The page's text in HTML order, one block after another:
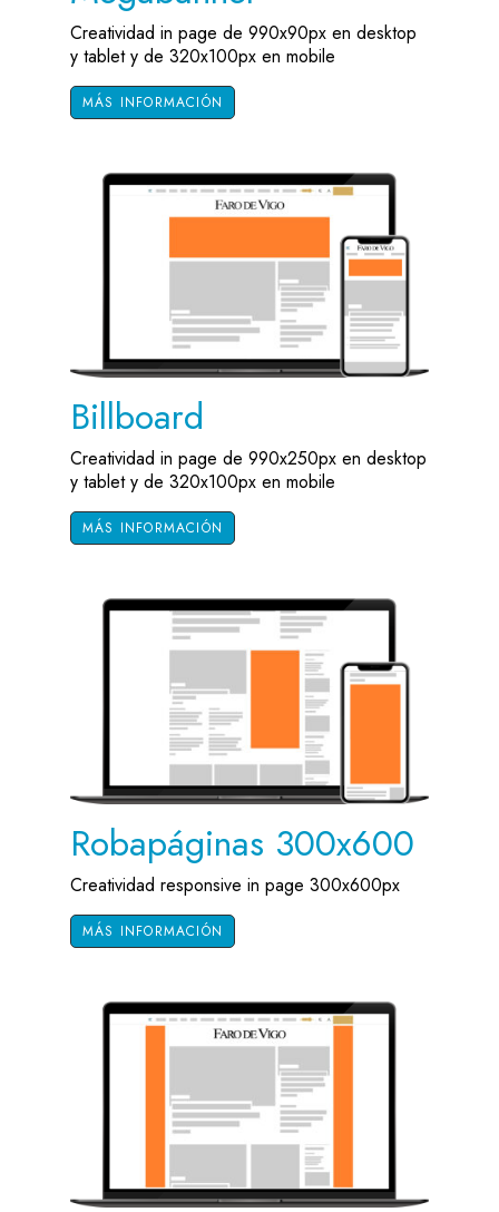
Creatividad in page de 990x90px en desktop
y tablet y de 320x100px en mobile
MÁS INFORMACIÓN
Billboard
Creatividad in page de 990x250px en desktop
y tablet y de 320x100px en mobile
MÁS INFORMACIÓN
Robapáginas 300x600
Creatividad responsive in page 300x600px
MÁS INFORMACIÓN